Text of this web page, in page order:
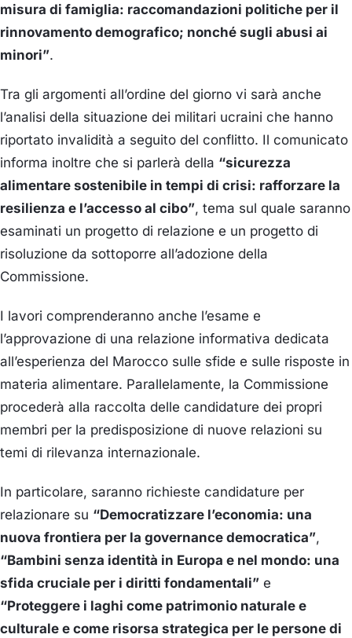
misura di famiglia: raccomandazioni politiche per il
rinnovamento demografico; nonché sugli abusi ai
minori”.
Tra gli argomenti all’ordine del giorno vi sarà anche
l’analisi della situazione dei militari ucraini che hanno
riportato invalidità a seguito del conflitto. Il comunicato
informa inoltre che si parlerà della “sicurezza
alimentare sostenibile in tempi di crisi: rafforzare la
resilienza e l’accesso al cibo”, tema sul quale saranno
esaminati un progetto di relazione e un progetto di
risoluzione da sottoporre all’adozione della
Commissione.
I lavori comprenderanno anche l’esame e
l’approvazione di una relazione informativa dedicata
all’esperienza del Marocco sulle sfide e sulle risposte in
materia alimentare. Parallelamente, la Commissione
procederà alla raccolta delle candidature dei propri
membri per la predisposizione di nuove relazioni su
temi di rilevanza internazionale.
In particolare, saranno richieste candidature per
relazionare su “Democratizzare l’economia: una
nuova frontiera per la governance democratica”,
“Bambini senza identità in Europa e nel mondo: una
sfida cruciale per i diritti fondamentali” e
“Proteggere i laghi come patrimonio naturale e
culturale e come risorsa strategica per le persone di